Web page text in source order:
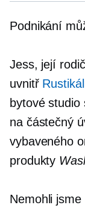
Podnikání
Jess, její
uvnitř
bytové
na částečný
vybaveného
produkty
Nemohli